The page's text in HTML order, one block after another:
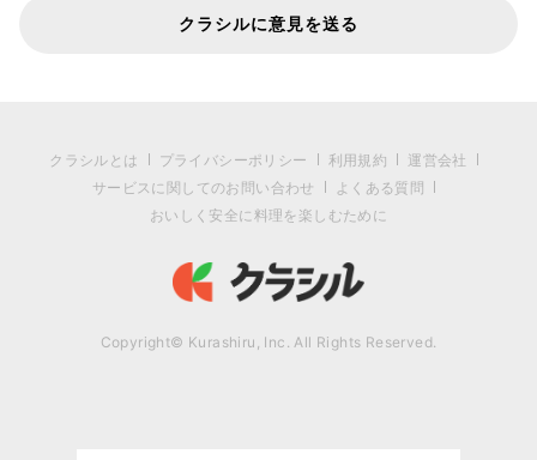
クラシルに意見を送る
クラシルとは プライバシーポリシー 利用規約
運営会社
サービスに関してのお問い合わせ
よくある質問
おいしく安全に料理を楽しむために
Copyright© Kurashiru, Inc. All Rights Reserved.